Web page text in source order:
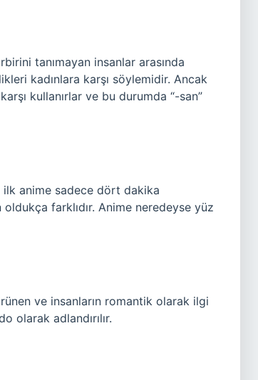
tanımayan insanlar arasında
kadınlara karşı söylemidir. Ancak
kullanırlar ve bu durumda “-san”
ilk anime sadece dört dakika
farklıdır. Anime neredeyse yüz
ve insanların romantik olarak ilgi
olarak adlandırılır.